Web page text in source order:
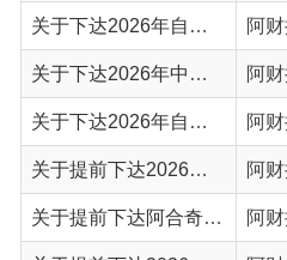
关于提前下达2026年自治区财政衔接推进乡村振兴补助资金预算的通知 阿财振〔2025〕5号
关于提前下达阿合奇县2026年县级配套财政衔接推进乡村振兴补助资金指标的通知 阿财振〔2026〕1号
关于提前下达2026年中央财政衔接推进乡村振兴补助资金的通知 阿财振〔2025〕4号
阿财振〔2025〕3号
关于下达2025年中央财政衔接推进乡村振兴补助资金的通知 阿财振〔2025〕2号
关于下达2025年自治州财政衔接推进乡村振兴补助资金的通知 阿财振〔2025〕1号